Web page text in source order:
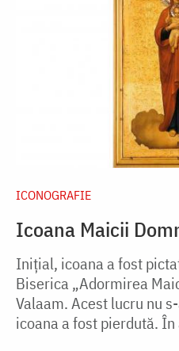
ICONOGRAFIE
Icoana Maicii
Inițial, icoana a fost
Biserica „Adormirea
Valaam. Acest lucru nu
icoana a fost pierdută.